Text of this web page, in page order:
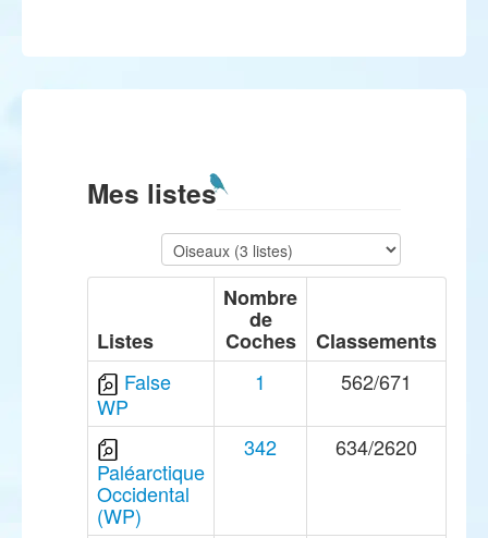
Mes listes
Listes
Nombre
de
Coches
Classements
False
WP
1 562/671
Paléarctique
Occidental
(WP)
342 634/2620